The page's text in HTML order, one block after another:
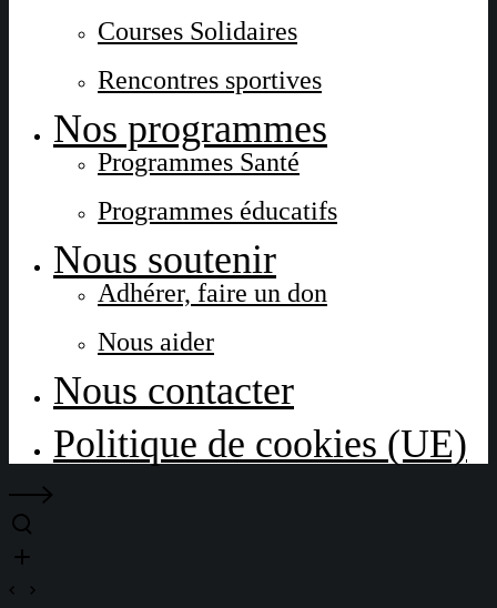
Courses Solidaires
Rencontres sportives
Nos programmes
Programmes Santé
Programmes éducatifs
Nous soutenir
Adhérer, faire un don
Nous aider
Nous contacter
Politique de cookies (UE)